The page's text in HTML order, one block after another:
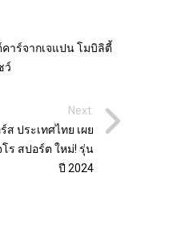
าร์จากเจแปน โมบิลิตี้
ว์
Next:
ประเทศไทย เผย
ร สปอร์ต ใหม่! รุ่น
ปี 2024